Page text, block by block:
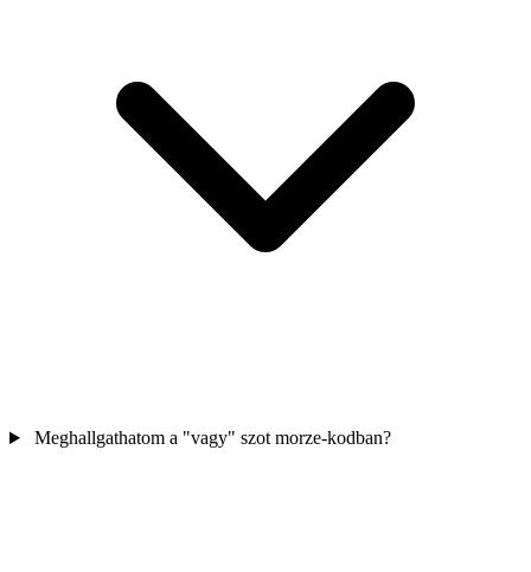
Meghallgathatom a "vagy" szot morze-kodban?